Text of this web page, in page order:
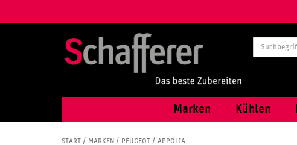
Marken Kühlen
START MARKEN PEUGEOT APPOLIA